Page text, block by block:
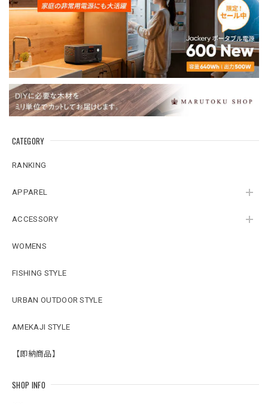
CATEGORY
RANKING
APPAREL
ACCESSORY
WOMENS
FISHING STYLE
URBAN OUTDOOR STYLE
AMEKAJI STYLE
【即納商品】
SHOP INFO